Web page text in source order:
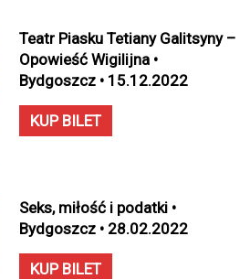
Teatr Piasku Tetiany Galitsyny –
Opowieść Wigilijna •
Bydgoszcz • 15.12.2022
KUP BILET
Seks, miłość i podatki •
Bydgoszcz • 28.02.2022
KUP BILET